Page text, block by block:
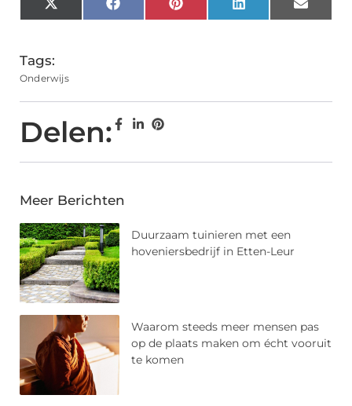
X
(Twitter)
FacebookPinterestLinkedInEmail
Tags:
Onderwijs
Delen:
Meer Berichten
Duurzaam tuinieren met een
hoveniersbedrijf in Etten-Leur
Waarom steeds meer mensen pas
op de plaats maken om écht vooruit
te komen